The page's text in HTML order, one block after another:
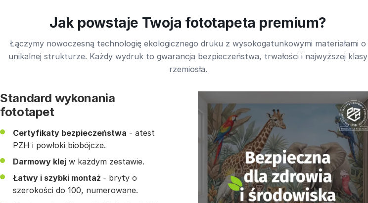
Jak powstaje Twoja fototapeta premium?
Łączymy nowoczesną technologię ekologicznego druku z wysokogatunkowymi materiałami o
unikalnej strukturze. Każdy wydruk to gwarancja bezpieczeństwa, trwałości i najwyższej klasy
rzemiosła.
Standard wykonania
fototapet
Certyfikaty bezpieczeństwa - atest
PZH i powłoki biobójcze.
Darmowy klej w każdym zestawie.
Łatwy i szybki montaż - bryty o
szerokości do 100, numerowane.